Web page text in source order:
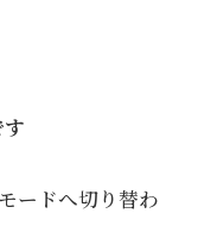
ードへ切り替わ